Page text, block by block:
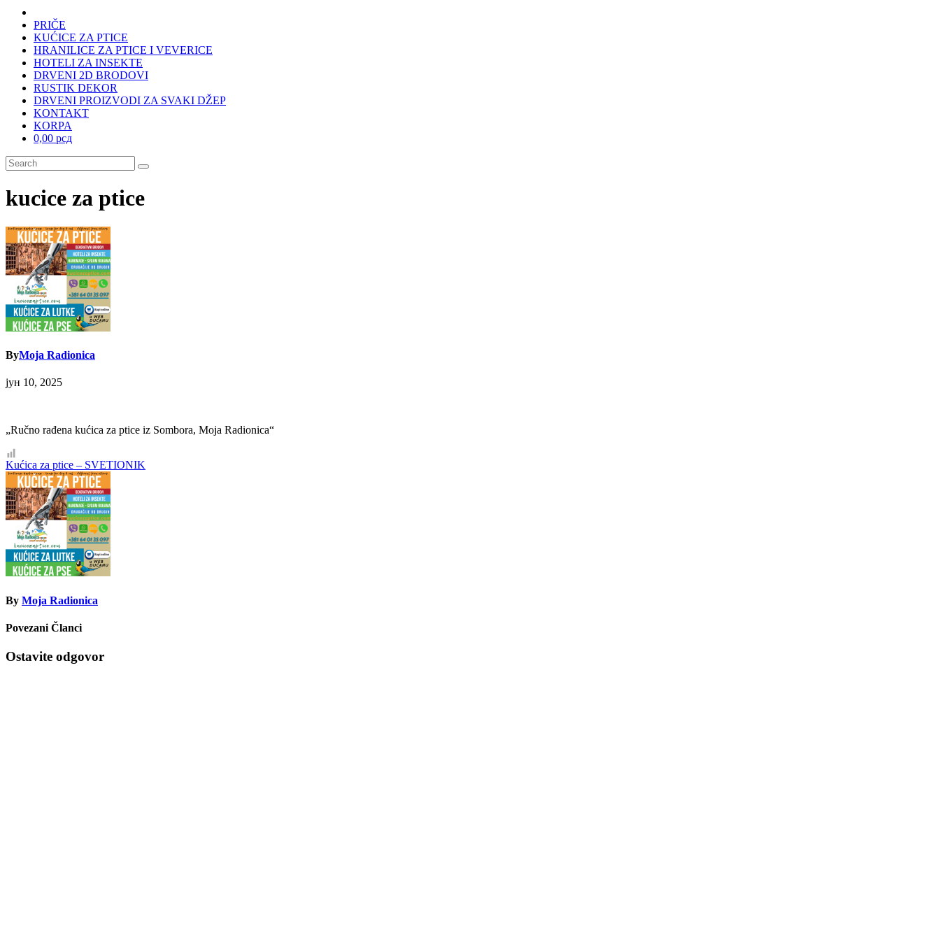
PRIČE
KUĆICE ZA PTICE
HRANILICE ZA PTICE I VEVERICE
HOTELI ZA INSEKTE
DRVENI 2D BRODOVI
RUSTIK DEKOR
DRVENI PROIZVODI ZA SVAKI DŽEP
KONTAKT
KORPA
0,00 рсд
kucice za ptice
ByMoja Radionica
јун 10, 2025
„Ručno rađena kućica za ptice iz Sombora, Moja Radionica“
Кретање
чланка
Kućica za ptice – SVETIONIK
By Moja Radionica
Povezani Članci
Ostavite odgovor